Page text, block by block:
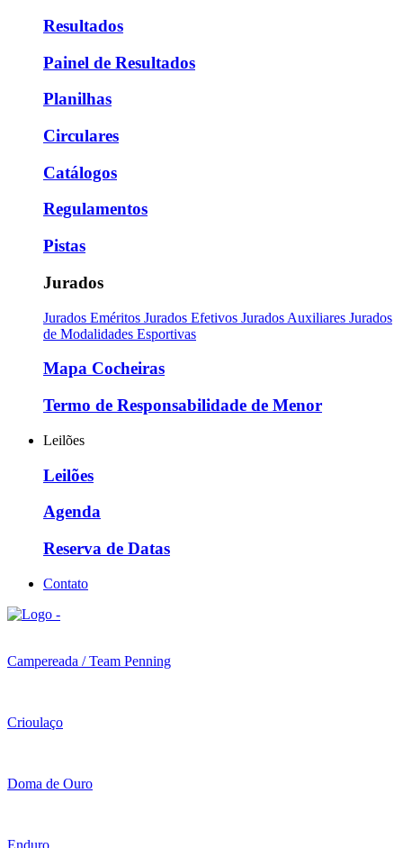
Resultados
Painel de Resultados
Planilhas
Circulares
Catálogos
Regulamentos
Pistas
Jurados
Jurados Eméritos Jurados Efetivos Jurados Auxiliares Jurados
de Modalidades Esportivas
Mapa Cocheiras
Termo de Responsabilidade de Menor
Leilões
Leilões
Agenda
Reserva de Datas
Contato
Campereada / Team Penning
Crioulaço
Doma de Ouro
Enduro